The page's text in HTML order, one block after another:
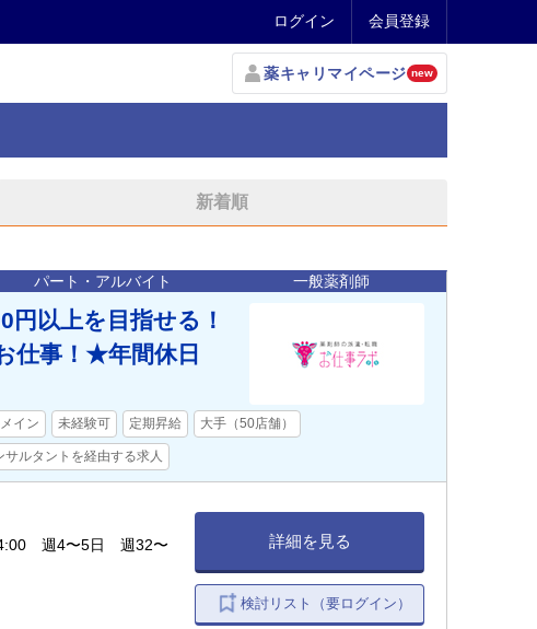
ログイン 会員登録
薬キャリマイページ new
新着順
パート・アルバイト 一般薬剤師
以上を目指せる！
仕事！★年間休日
イン 未経験可 定期昇給 大手（50店舗）
サルタントを経由する求人
週4〜5日 週32〜
詳細を見る
検討リスト（要ログイン）